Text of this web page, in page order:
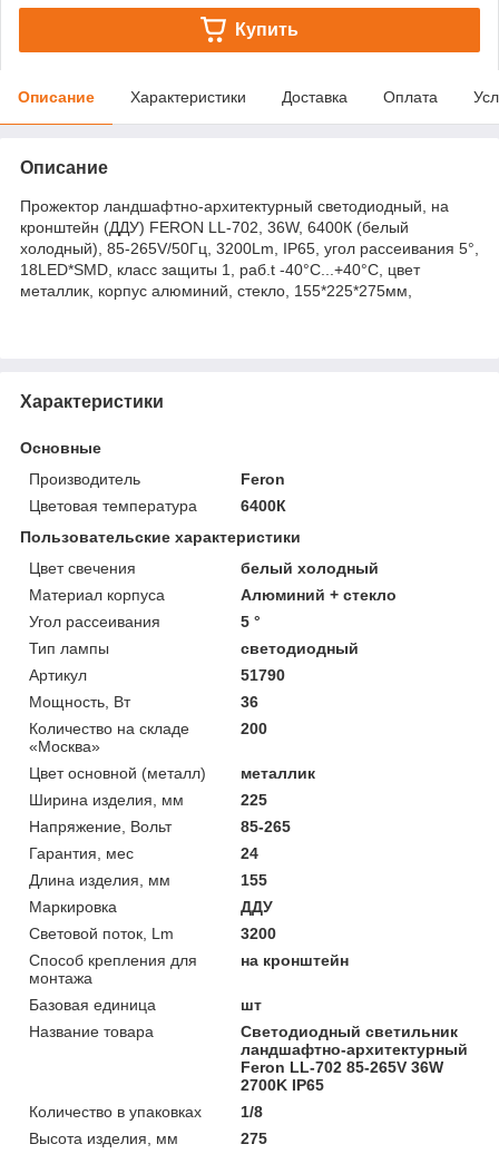
Купить
Описание Характеристики Доставка Оплата
Описание
Прожектор ландшафтно-архитектурный светодиодный, на
кронштейн (ДДУ) FERON LL-702, 36W, 6400К (белый
холодный), 85-265V/50Гц, 3200Lm, IP65, угол рассеивания 5°,
18LED*SMD, класс защиты 1, раб.t -40°C...+40°C, цвет
металлик, корпус алюминий, стекло, 155*225*275мм,
Характеристики
Основные
Производитель
Feron
Цветовая температура
6400К
Пользовательские характеристики
Цвет свечения
белый холодный
Материал корпуса
Алюминий + стекло
Угол рассеивания
5 °
Тип лампы
светодиодный
Артикул
51790
Мощность, Вт
36
Количество на складе
«Москва»
200
Цвет основной (металл)
металлик
Ширина изделия, мм
225
Напряжение, Вольт
85-265
Гарантия, мес
24
Длина изделия, мм
155
Маркировка
ДДУ
Световой поток, Lm
3200
Способ крепления для
монтажа
на кронштейн
Базовая единица
шт
Название товара
Светодиодный светильник
ландшафтно-архитектурный
Feron LL-702 85-265V 36W
2700K IP65
Количество в упаковках
1/8
Высота изделия, мм
275